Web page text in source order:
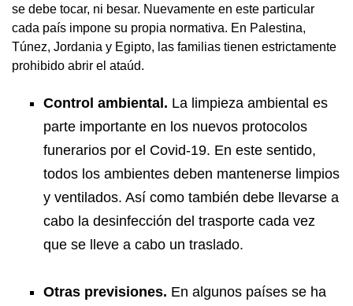
se debe tocar, ni besar. Nuevamente en este particular
cada país impone su propia normativa. En Palestina,
Túnez, Jordania y Egipto, las familias tienen estrictamente
prohibido abrir el ataúd.
Control ambiental. La limpieza ambiental es
parte importante en los nuevos protocolos
funerarios por el Covid-19. En este sentido,
todos los ambientes deben mantenerse limpios
y ventilados. Así como también debe llevarse a
cabo la desinfección del trasporte cada vez
que se lleve a cabo un traslado.
Otras previsiones. En algunos países se ha